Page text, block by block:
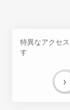
特異なアクセ
す
›